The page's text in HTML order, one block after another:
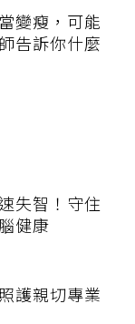
變瘦，可能
告訴你什麼
失智！守住
健康
護親切專業